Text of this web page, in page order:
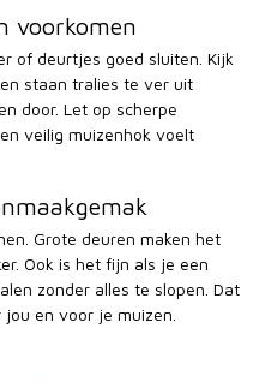
voorkomen
of deurtjes goed sluiten. Kijk
staan tralies te ver uit
door. Let op scherpe
veilig muizenhok voelt
Grote deuren maken het
Ook is het fijn als je een
zonder alles te slopen. Dat
en voor je muizen.